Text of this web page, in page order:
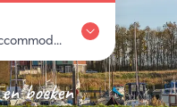
boeken